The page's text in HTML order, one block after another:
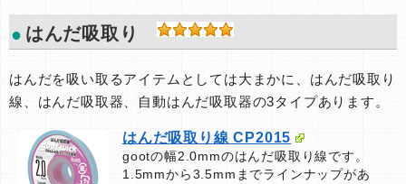
はんだ吸取り
はんだを吸い取るアイテムとしては大まかに、はんだ吸取り
線、はんだ吸取器、自動はんだ吸取器の3タイプあります。
はんだ吸取り線 CP2015
gootの幅2.0mmのはんだ吸取り線です。
1.5mmから3.5mmまでラインナップがあ